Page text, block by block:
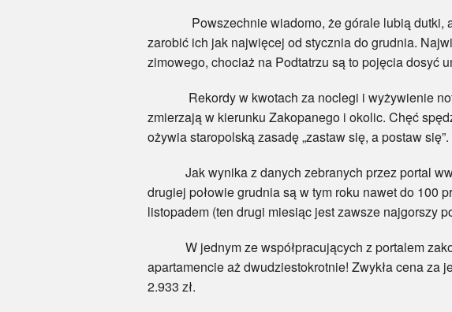
Powszechnie wiadomo, że górale lubią dutki, a
zarobić ich jak najwięcej od stycznia do grudnia.
zimowego, chociaż na Podtatrzu są to pojęcia dosyć
Rekordy w kwotach za noclegi i wyżywienie
zmierzają w kierunku Zakopanego i okolic. Chęć
ożywia staropolską zasadę „zastaw się, a postaw się”.
Jak wynika z danych zebranych przez portal
drugiej połowie grudnia są w tym roku nawet do 100
listopadem (ten drugi miesiąc jest zawsze najgorszy
W jednym ze współpracujących z portalem
apartamencie aż dwudziestokrotnie! Zwykła cena za
2.933 zł.